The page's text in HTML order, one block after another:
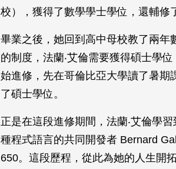
校），獲得了數學學士學位，還輔修
畢業之後，她回到高中母校教了兩
的制度，法蘭‧艾倫需要獲得碩士學
始進修，先在哥倫比亞大學讀了暑
了碩士學位。
正是在這段進修期間，法蘭‧艾倫學
種程式語言的共同開發者 Bernard
650。這段歷程，從此為她的人生開